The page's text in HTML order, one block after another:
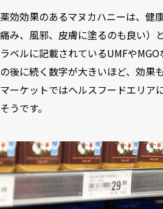
薬効効果のあるマヌカハニーは、健
痛み、風邪、皮膚に塗るのも良い）
ラベルに記載されているUMFや
の後に続く数字が大きいほど、効果
マーケットではヘルスフードエリア
そうです。